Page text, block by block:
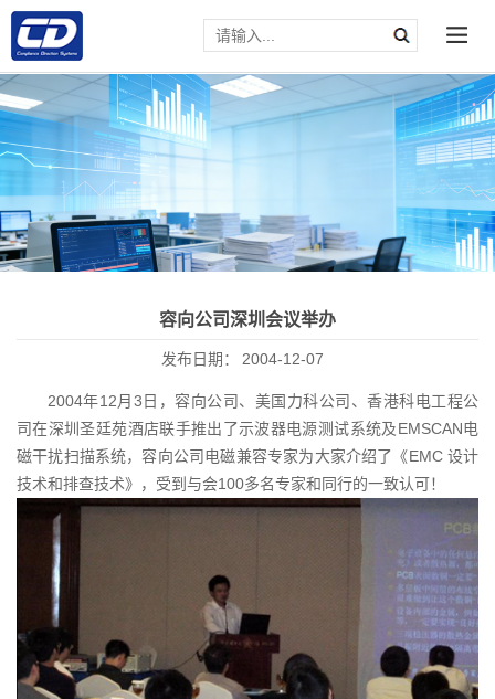
容向公司深圳会议举办
发布日期： 2004-12-07
2004年12月3日，容向公司、美国力科公司、香港科电工程公
司在深圳圣廷苑酒店联手推出了示波器电源测试系统及EMSCAN电
磁干扰扫描系统，容向公司电磁兼容专家为大家介绍了《EMC 设计
技术和排查技术》，受到与会100多名专家和同行的一致认可！